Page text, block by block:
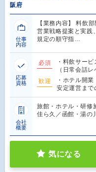
阪府
仕事
内容
【業務内容】 料飲
営業戦略提案と実践
規定の順守指…
応募
資格
必須
・料飲サー
（日常会話
歓迎
・ホテル開
安定運営まで
会社
概要
旅館・ホテル・研修
佳ら久／函館・湯の
気になる